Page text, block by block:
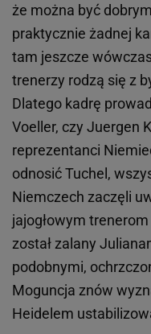
że można być
praktycznie żadnej
tam jeszcze
trenerzy rodzą się z
Dlatego kadrę
Voeller, czy Juergen
reprezentanci
odnosić Tuchel,
Niemczech zaczęli
jajogłowym
został zalany
podobnymi,
Moguncja znów
Heidelem